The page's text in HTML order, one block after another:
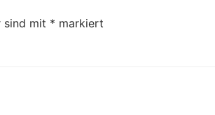
sind mit * markiert